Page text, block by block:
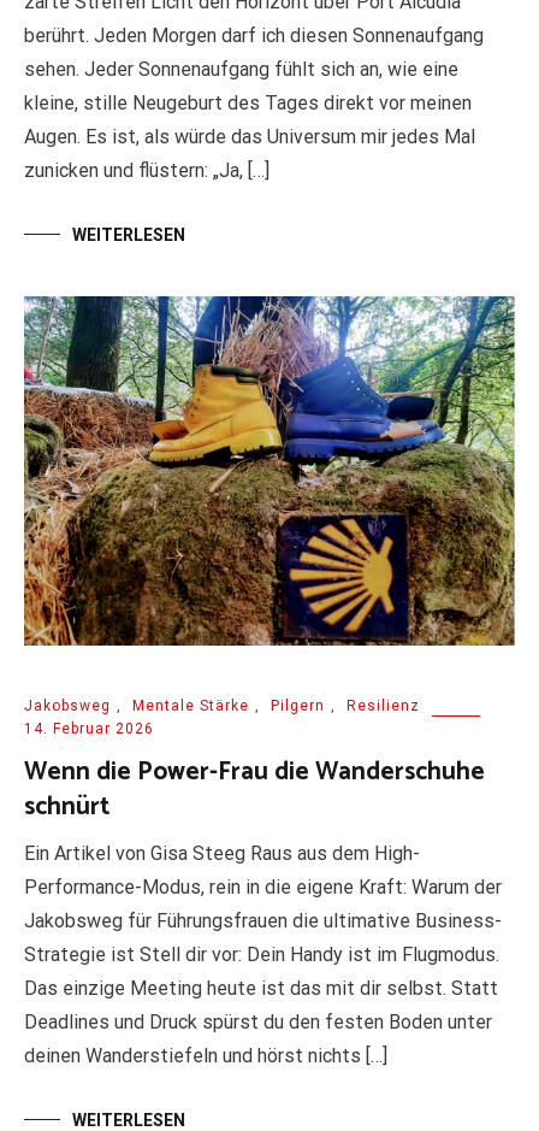
berührt. Jeden Morgen darf ich diesen Sonnenaufgang
sehen. Jeder Sonnenaufgang fühlt sich an, wie eine
kleine, stille Neugeburt des Tages direkt vor meinen
Augen. Es ist, als würde das Universum mir jedes Mal
zunicken und flüstern: „Ja, […]
WEITERLESEN
Jakobsweg Mentale Stärke Pilgern
Resilienz
14. Februar 2026
Wenn die Power-Frau die Wanderschuhe
schnürt
Ein Artikel von Gisa Steeg Raus aus dem High-
Performance-Modus, rein in die eigene Kraft: Warum der
Jakobsweg für Führungsfrauen die ultimative Business-
Strategie ist Stell dir vor: Dein Handy ist im Flugmodus.
Das einzige Meeting heute ist das mit dir selbst. Statt
Deadlines und Druck spürst du den festen Boden unter
deinen Wanderstiefeln und hörst nichts […]
WEITERLESEN